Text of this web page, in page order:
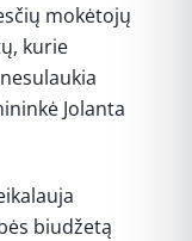
mokėtojų
kurie
Jolanta
biudžetą